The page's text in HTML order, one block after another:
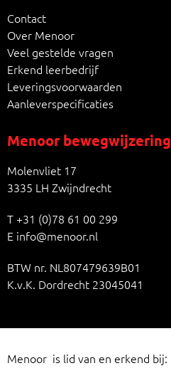
Contact
Over Menoor
Veel gestelde vragen
Erkend leerbedrijf
Leveringsvoorwaarden
Aanleverspecificaties
Menoor bewegwijzering
Molenvliet 17
3335 LH Zwijndrecht
T+31 (0)78 61 00 299
E info@menoor.nl
BTW nr. NL807479639B01
K.v.K. Dordrecht 23045041
Menoor is lid van en erkend bij: